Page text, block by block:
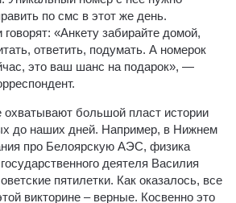
по смс в этот же день.
«Анкету забирайте домой,
ответить, подумать. А номерок
это ваш шанс на подарок», —
охватывают большой пласт истории
до наших дней. Например, в Нижнем
про Белоярскую АЭС, физика
деятеля Василия
пятилетки. Как оказалось, все
викторине – верные. Косвенно это